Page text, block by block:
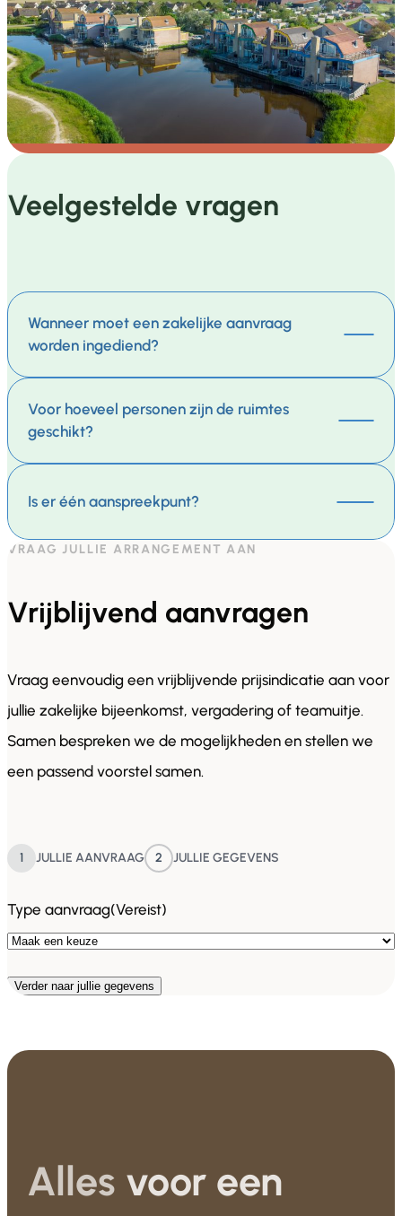
Veelgestelde vragen
Wanneer moet een zakelijke aanvraag
worden ingediend?
Voor hoeveel personen zijn de ruimtes
geschikt?
Is er één aanspreekpunt?
VRAAG JULLIE ARRANGEMENT AAN
Vrijblijvend aanvragen
Vraag eenvoudig een vrijblijvende prijsindicatie aan voor
jullie zakelijke bijeenkomst, vergadering of teamuitje.
Samen bespreken we de mogelijkheden en stellen we
een passend voorstel samen.
1 JULLIE AANVRAAG 2 JULLIE GEGEVENS
Type aanvraag(Vereist)
Alles voor een